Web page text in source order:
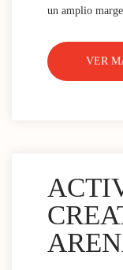
un amplio
VER